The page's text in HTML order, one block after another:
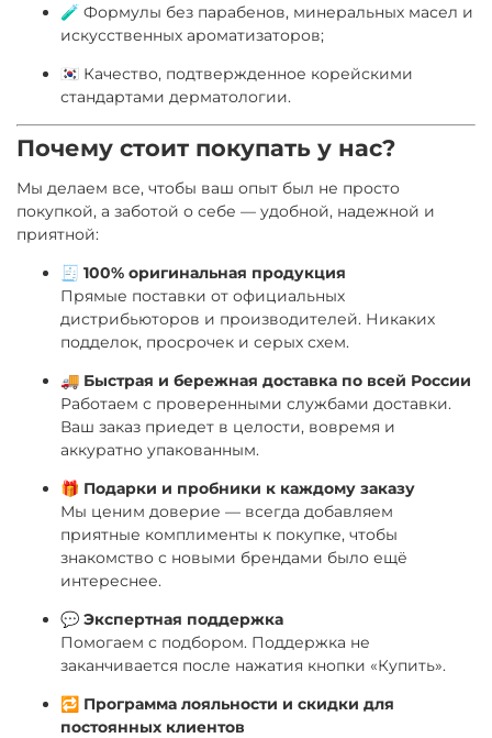
🧪 Формулы без парабенов, минеральных масел и
искусственных ароматизаторов;
🇰🇷 Качество, подтвержденное корейскими
стандартами дерматологии.
Почему стоит покупать у нас?
Мы делаем все, чтобы ваш опыт был не просто
покупкой, а заботой о себе — удобной, надежной и
приятной:
🧾 100% оригинальная продукция
Прямые поставки от официальных
дистрибьюторов и производителей. Никаких
подделок, просрочек и серых схем.
🚚 Быстрая и бережная доставка по всей России
Работаем с проверенными службами доставки.
Ваш заказ приедет в целости, вовремя и
аккуратно упакованным.
🎁 Подарки и пробники к каждому заказу
Мы ценим доверие — всегда добавляем
приятные комплименты к покупке, чтобы
знакомство с новыми брендами было ещё
интереснее.
💬 Экспертная поддержка
Помогаем с подбором. Поддержка не
заканчивается после нажатия кнопки «Купить».
🔁 Программа лояльности и скидки для
постоянных клиентов